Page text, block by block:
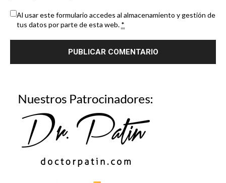
Al usar este formulario accedes al almacenamiento y gestión de
tus datos por parte de esta web. *